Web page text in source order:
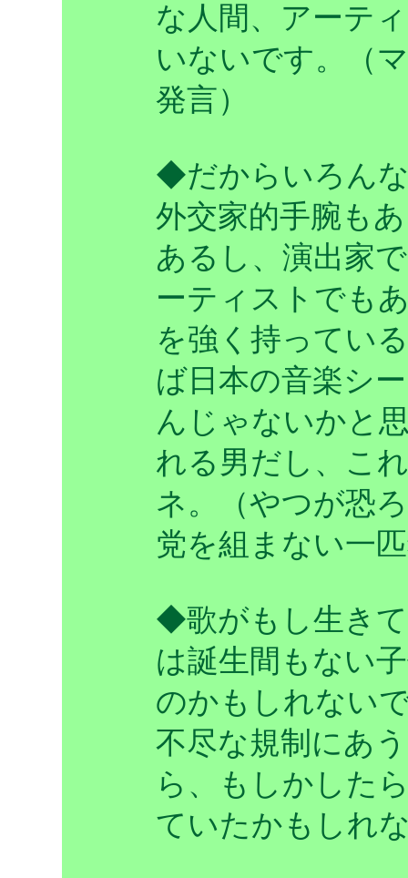
な人間、アーテ
いないです。（
発言）
◆だからいろん
外交家的手腕も
あるし、演出家
ーティストでも
を強く持ってい
ば日本の音楽シ
んじゃないかと
れる男だし、こ
ネ。（やつが恐
党を組まない一
◆歌がもし生き
は誕生間もない
のかもしれない
不尽な規制にあ
ら、もしかした
ていたかもしれ